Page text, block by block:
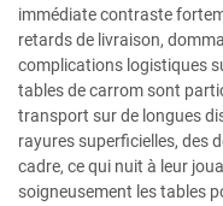
immédiate contraste
retards de livraison,
complications logistiques
tables de carrom sont
transport sur de longues
rayures superficielles, des
cadre, ce qui nuit à leur
soigneusement les tables